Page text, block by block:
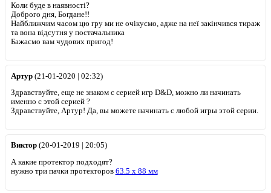
Коли буде в наявності?
Доброго дня, Богдане!!
Найближчим часом цю гру ми не очікуємо, адже на неї закінчився тираж
та вона відсутня у постачальника
Бажаємо вам чудових пригод!
Артур (21-01-2020 | 02:32)
Здравствуйте, еще не знаком с серией игр D&D, можно ли начинать
именно с этой серией ?
Здравствуйте, Артур! Да, вы можете начинать с любой игры этой серии.
Виктор (20-01-2019 | 20:05)
А какие протектор подходят?
нужно три пачки протекторов 63.5 х 88 мм